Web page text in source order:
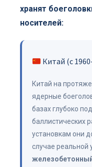
хранят
носителей:
Китай (с
Китай на
ядерные
базах глубоко
баллистических
установкам они
случае реальной